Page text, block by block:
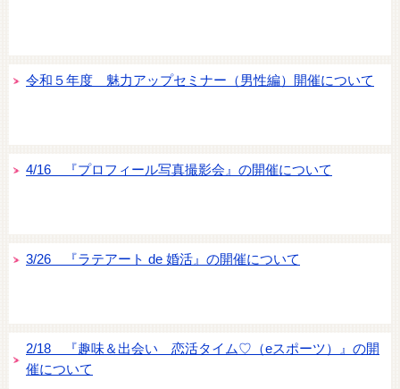
令和５年度 魅力アップセミナー（男性編）開催について
4/16 『プロフィール写真撮影会』の開催について
3/26 『ラテアート de 婚活』の開催について
2/18 『趣味＆出会い 恋活タイム♡（eスポーツ）』の開
催について